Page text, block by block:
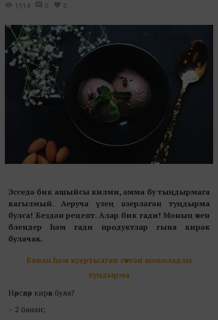
1514 0 0
Эсседә бик ашыйсы килми, әмма бу тыңдырмага
кагылмый. Аеруча үзең әзерләгән туңдырма
булса! Бездән рецепт. Алар бик гади! Моның өчен
блендер һәм гади продуктлар гына кирәк
булачак.
Банан һәм куертылган сөттән шоколадлы
туңдырма
Нәрсәләр кирәк була?
– 2 банан;